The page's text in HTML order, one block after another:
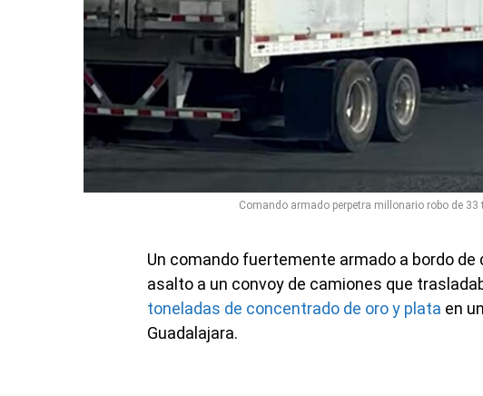
Comando armado perpetra millonario robo de
Un comando fuertemente armado a bordo
asalto a un convoy de camiones que
toneladas de concentrado de oro y plata en
Guadalajara.